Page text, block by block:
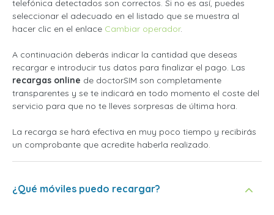
telefónica detectados son correctos. Si no es así, puedes
seleccionar el adecuado en el listado que se muestra al
hacer clic en el enlace Cambiar operador.
A continuación deberás indicar la cantidad que deseas
recargar e introducir tus datos para finalizar el pago. Las
recargas online de doctorSIM son completamente
transparentes y se te indicará en todo momento el coste del
servicio para que no te lleves sorpresas de última hora.
La recarga se hará efectiva en muy poco tiempo y recibirás
un comprobante que acredite haberla realizado.
¿Qué móviles puedo recargar?